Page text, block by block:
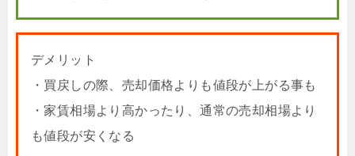
デメリット
・買戻しの際、売却価格よりも値段が上がる事も
・家賃相場より高かったり、通常の売却相場より
も値段が安くなる